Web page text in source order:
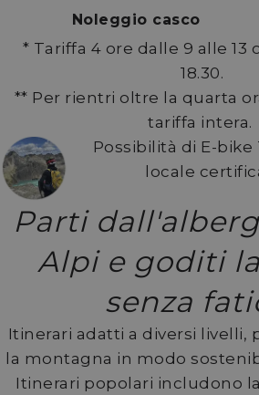
Noleggio casco
* Tariffa 4 ore dalle 9 alle 13
18.30.
** Per rientri oltre la quarta
tariffa intera.
Possibilità di E-
locale
Parti
Alpi e goditi
senza
Itinerari adatti a diversi livelli,
la montagna in modo
Itinerari popolari includono